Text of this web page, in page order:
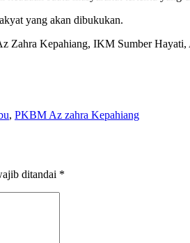
yang akan dibukukan.
Zahra Kepahiang, IKM Sumber
, PKBM Az zahra Kepahiang
ditandai *